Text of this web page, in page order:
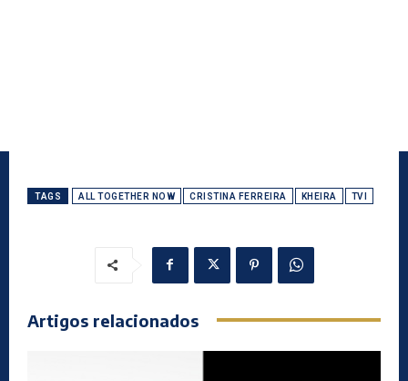
TAGS ALL TOGETHER NOW CRISTINA FERREIRA KHEIRA TVI
Artigos relacionados